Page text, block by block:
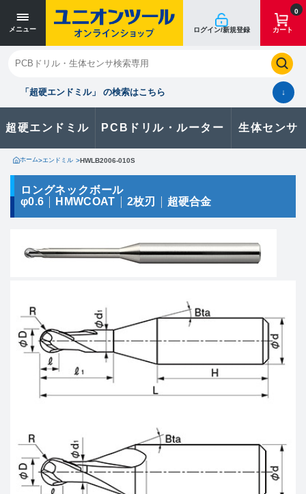
メニュー ログイン/新規登録
0
カート
「超硬エンドミル」 の検索はこちら ↓
超硬エンドミル PCBドリル・ルーター 生体センサ
閉じる
お気に入り クイックオーダー 購入履歴
製品に関するお問い合わせはこちら
カタログ一覧
ホーム>エンドミル >HWLB2006-010S
ロングネックボール
φ0.6
HMWCOAT 2枚刃 超硬合金
寸法単位 [mm]
寸法単位 [mm]